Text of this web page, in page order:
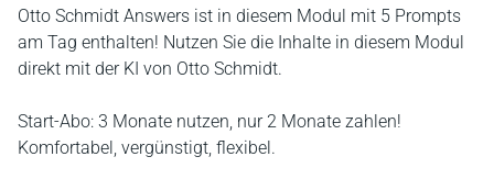
Otto Schmidt Answers ist in diesem Modul mit 5 Prompts
am Tag enthalten! Nutzen Sie die Inhalte in diesem Modul
direkt mit der KI von Otto Schmidt.
Start-Abo: 3 Monate nutzen, nur 2 Monate zahlen!
Komfortabel, vergünstigt, flexibel.